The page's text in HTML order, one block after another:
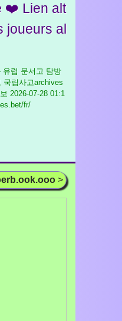
❤️ Lien alt
joueurs al
유럽 문서고 탐방
국립사고archives
2026-07-28 01:1
fr/
>